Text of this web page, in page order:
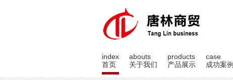
index
首页
abouts
关于我们
products
产品展示
case
成功案例